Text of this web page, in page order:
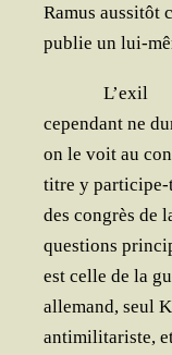
Ramus aus­si­tôt
publie un lui-
L’exil
cepen­dant ne
on le voit au
titre y par­ti­cipe-
des congrès de
ques­tions
est celle de la
alle­mand, seul
anti­mi­li­ta­riste,